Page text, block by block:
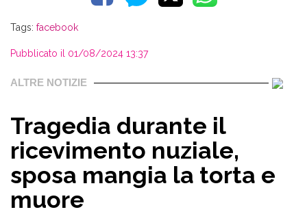
Tags: facebook
Pubblicato il 01/08/2024 13:37
ALTRE NOTIZIE
Tragedia durante il
ricevimento nuziale,
sposa mangia la torta e
muore